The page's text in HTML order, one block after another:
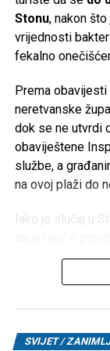
Više od
Korijeni Varte
nastao je od
Reparatur
i popravka
je čak i poznati
ekspedicija.
Međutim,
20. stoljeća
kompanija je
zarobljenika u
Evrope, gdje su
Stonu, nakon
vrijednosti
fekalno
Prema
neretvanske
dok se ne utvrdi
obaviještene
službe, a
na ovoj plaži do
Iako je slučaj u
redovnim
Dubrovačko-
more izvrsne
na Korčulidobila
SVIJET /